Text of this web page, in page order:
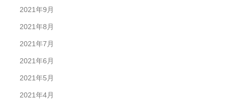
2021年9月
2021年8月
2021年7月
2021年6月
2021年5月
2021年4月